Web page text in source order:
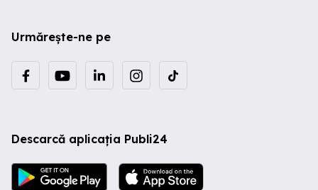
Urmărește-ne pe
Descarcă aplicația Publi24